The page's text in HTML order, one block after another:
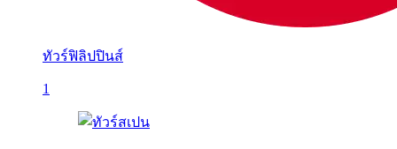
ทัวร์ฟิลิปปินส์
1